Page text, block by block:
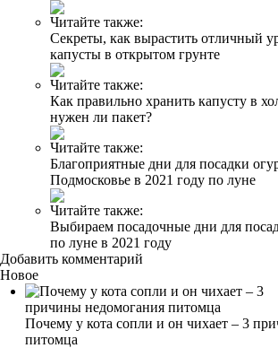
Читайте также:
Секреты, как вырастить отличный
капусты в открытом грунте
Читайте также:
Как правильно хранить капусту в
нужен ли пакет?
Читайте также:
Благоприятные дни для посадки
Подмосковье в 2021 году по луне
Читайте также:
Выбираем посадочные дни для
по луне в 2021 году
Добавить комментарий
Новое
Почему у кота сопли и он чихает – 3
питомца